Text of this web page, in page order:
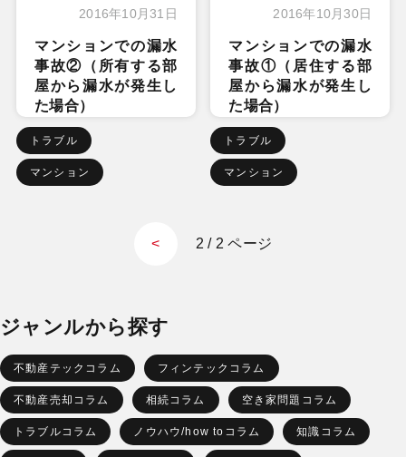
2016年10月31日
マンションでの漏水
事故②（所有する部
屋から漏水が発生し
た場合）
トラブル
マンション
2016年10月30日
マンションでの漏水
事故①（居住する部
屋から漏水が発生し
た場合）
トラブル
マンション
< 2 / 2 ページ
ジャンルから探す
不動産テックコラム フィンテックコラム
不動産売却コラム 相続コラム 空き家問題コラム
トラブルコラム ノウハウ/how toコラム 知識コラム